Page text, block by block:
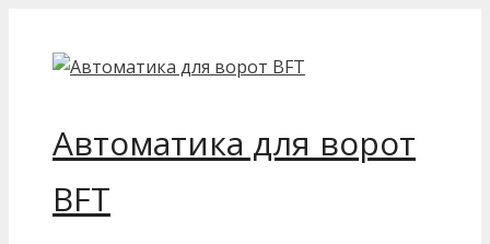
содержимому
Автоматика для ворот
BFT